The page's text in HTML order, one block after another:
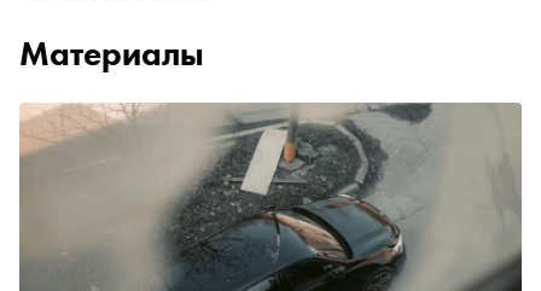
Материалы